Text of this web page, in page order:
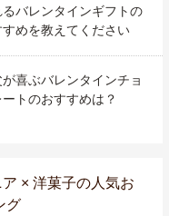
るバレンタインギフトの
すめを教えてください
喜ぶバレンタインチョ
ートのおすすめは？
× 洋菓子の人気お
グ